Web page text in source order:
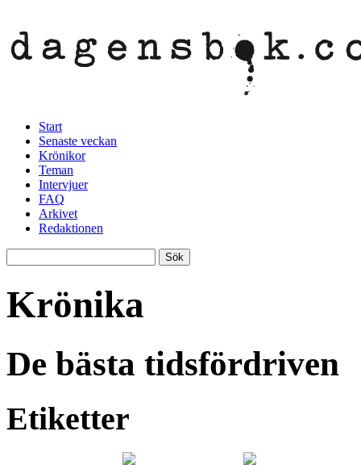
Start
Senaste veckan
Krönikor
Teman
Intervjuer
FAQ
Arkivet
Redaktionen
Krönika
De bästa tidsfördriven
Etiketter